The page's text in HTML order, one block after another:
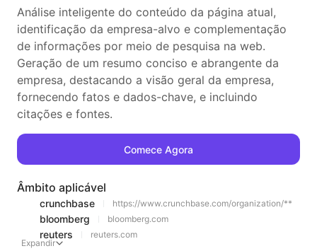
Análise inteligente do conteúdo da página atual,
identificação da empresa-alvo e complementação
de informações por meio de pesquisa na web.
Geração de um resumo conciso e abrangente da
empresa, destacando a visão geral da empresa,
fornecendo fatos e dados-chave, e incluindo
citações e fontes.
Comece Agora
Âmbito aplicável
crunchbase https://www.crunchbase.com/organization/**
bloomberg bloomberg.com
reuters
reuters.com
Expandir